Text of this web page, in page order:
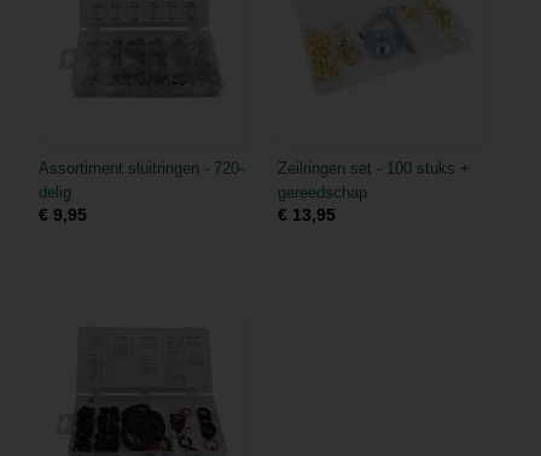
Assortiment sluitringen - 720-
delig
€ 9,95
Zeilringen set - 100 stuks +
gereedschap
€ 13,95